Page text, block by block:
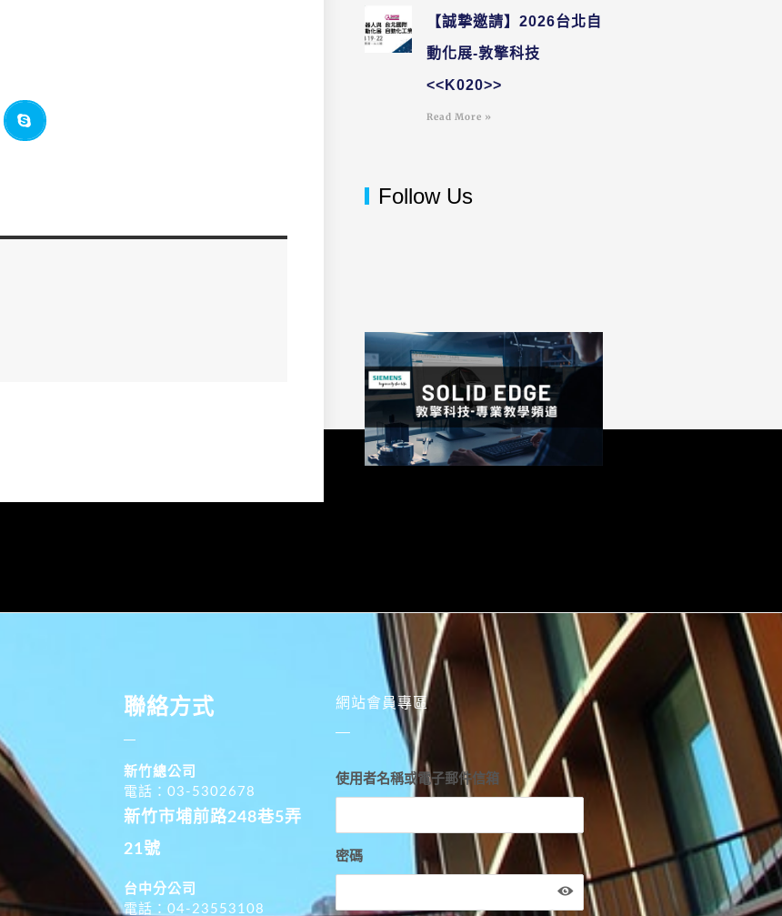
【誠摯邀請】2026台北自
動化展-敦擎科技
<<K020>>
Read More »
Follow Us
聯絡方式
新竹總公司
電話：03-5302678
新竹市埔前路248巷5弄
21號
台中分公司
電話：04-23553108
網站會員專區
使用者名稱或電子郵件信箱
密碼